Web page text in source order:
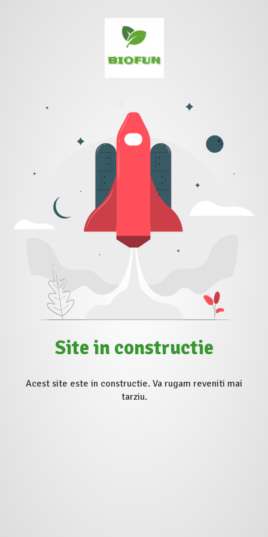
Site in constructie
Acest site este in constructie. Va rugam reveniti mai
tarziu.